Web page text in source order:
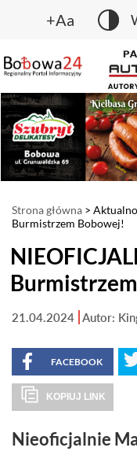
+Aa
Strona główna >
Burmistrzem Bobowej!
21.04.2024 Autor:
FACEBOOK
KOPIUJ LINK
Nieoficjalnie